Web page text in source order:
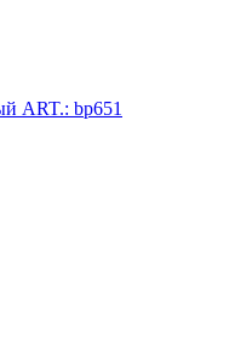
ART.: bp651